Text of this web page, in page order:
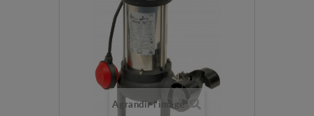
Agrandir l'image